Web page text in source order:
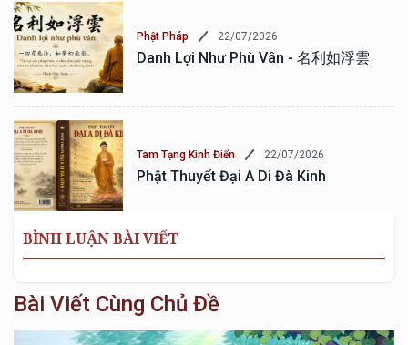
Phật Pháp 22/07/2026
Danh Lợi Như Phù Vân - 名利如浮雲
Tam Tạng Kinh Điển 22/07/2026
Phật Thuyết Đại A Di Đà Kinh
BÌNH LUẬN BÀI VIẾT
Bài Viết Cùng Chủ Đề